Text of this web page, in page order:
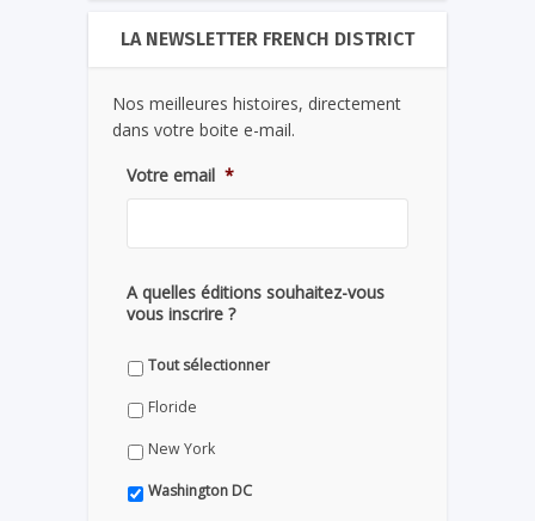
LA NEWSLETTER FRENCH DISTRICT
Nos meilleures histoires, directement
dans votre boite e-mail.
Votre email *
A quelles éditions souhaitez-vous
vous inscrire ?
Tout sélectionner
Floride
New York
Washington DC